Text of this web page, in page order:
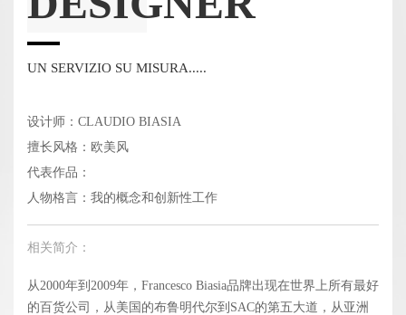
UN SERVIZIO SU MISURA.....
设计师：CLAUDIO BIASIA
擅长风格：欧美风
代表作品：
人物格言：我的概念和创新性工作
相关简介：
从2000年到2009年，Francesco Biasia品牌出现在世界上所有最好
的百货公司，从美国的布鲁明代尔到SAC的第五大道，从亚洲